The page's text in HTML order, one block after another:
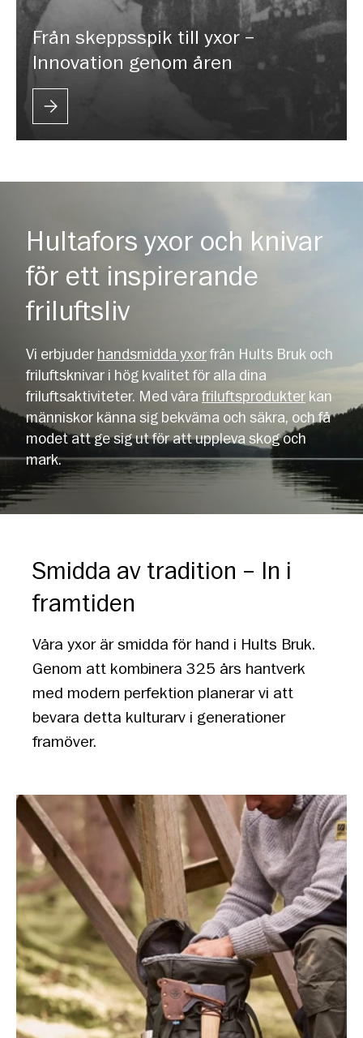
Från skeppsspik till yxor –
Innovation genom åren
Hultafors yxor och knivar
för ett inspirerande
friluftsliv
Vi erbjuder handsmidda yxorfrån Hults Bruk och
friluftsknivar i hög kvalitet för alla dina
friluftsaktiviteter. Med våra friluftsprodukter kan
människor känna sig bekväma och säkra, och få
modet att ge sig ut för att uppleva skog och
mark.
Smidda av tradition – In i
framtiden
Våra yxor är smidda för hand i Hults Bruk.
Genom att kombinera 325 års hantverk
med modern perfektion planerar vi att
bevara detta kulturarv i generationer
framöver.